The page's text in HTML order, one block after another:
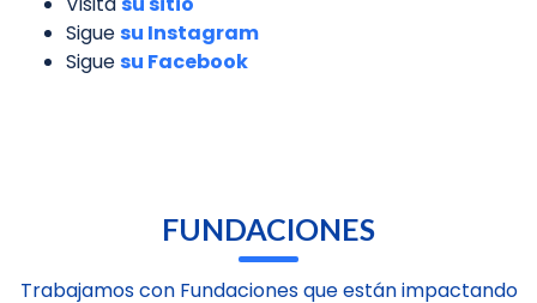
Siguesu Instagram
Siguesu Facebook
FUNDACIONES
Trabajamos con Fundaciones que están impactando